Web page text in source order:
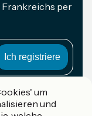
Frankreichs per
France
um
und